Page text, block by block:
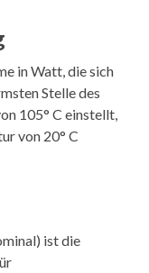
in Watt, die sich
Stelle des
105° C einstellt,
von 20° C
ist die